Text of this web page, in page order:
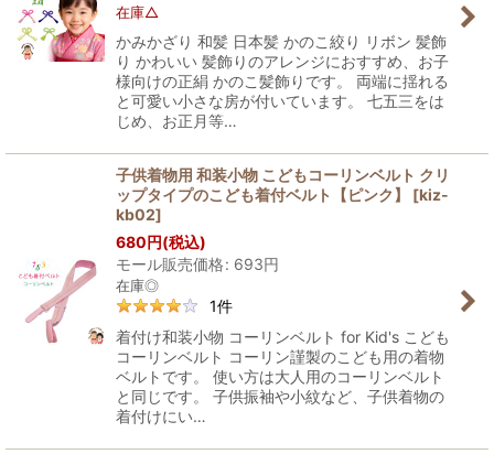
在庫△
かみかざり 和髪 日本髪 かのこ絞り リボン 髪飾
り かわいい 髪飾りのアレンジにおすすめ、お子
様向けの正絹 かのこ髪飾りです。 両端に揺れる
と可愛い小さな房が付いています。 七五三をは
じめ、お正月等…
子供着物用 和装小物 こどもコーリンベルト クリ
ップタイプのこども着付ベルト【ピンク】
[kiz-
kb02]
680円(税込)
モール販売価格: 693円
在庫◎
1件
着付け和装小物 コーリンベルト for Kid's こども
コーリンベルト コーリン謹製のこども用の着物
ベルトです。 使い方は大人用のコーリンベルト
と同じです。 子供振袖や小紋など、子供着物の
着付けにい…